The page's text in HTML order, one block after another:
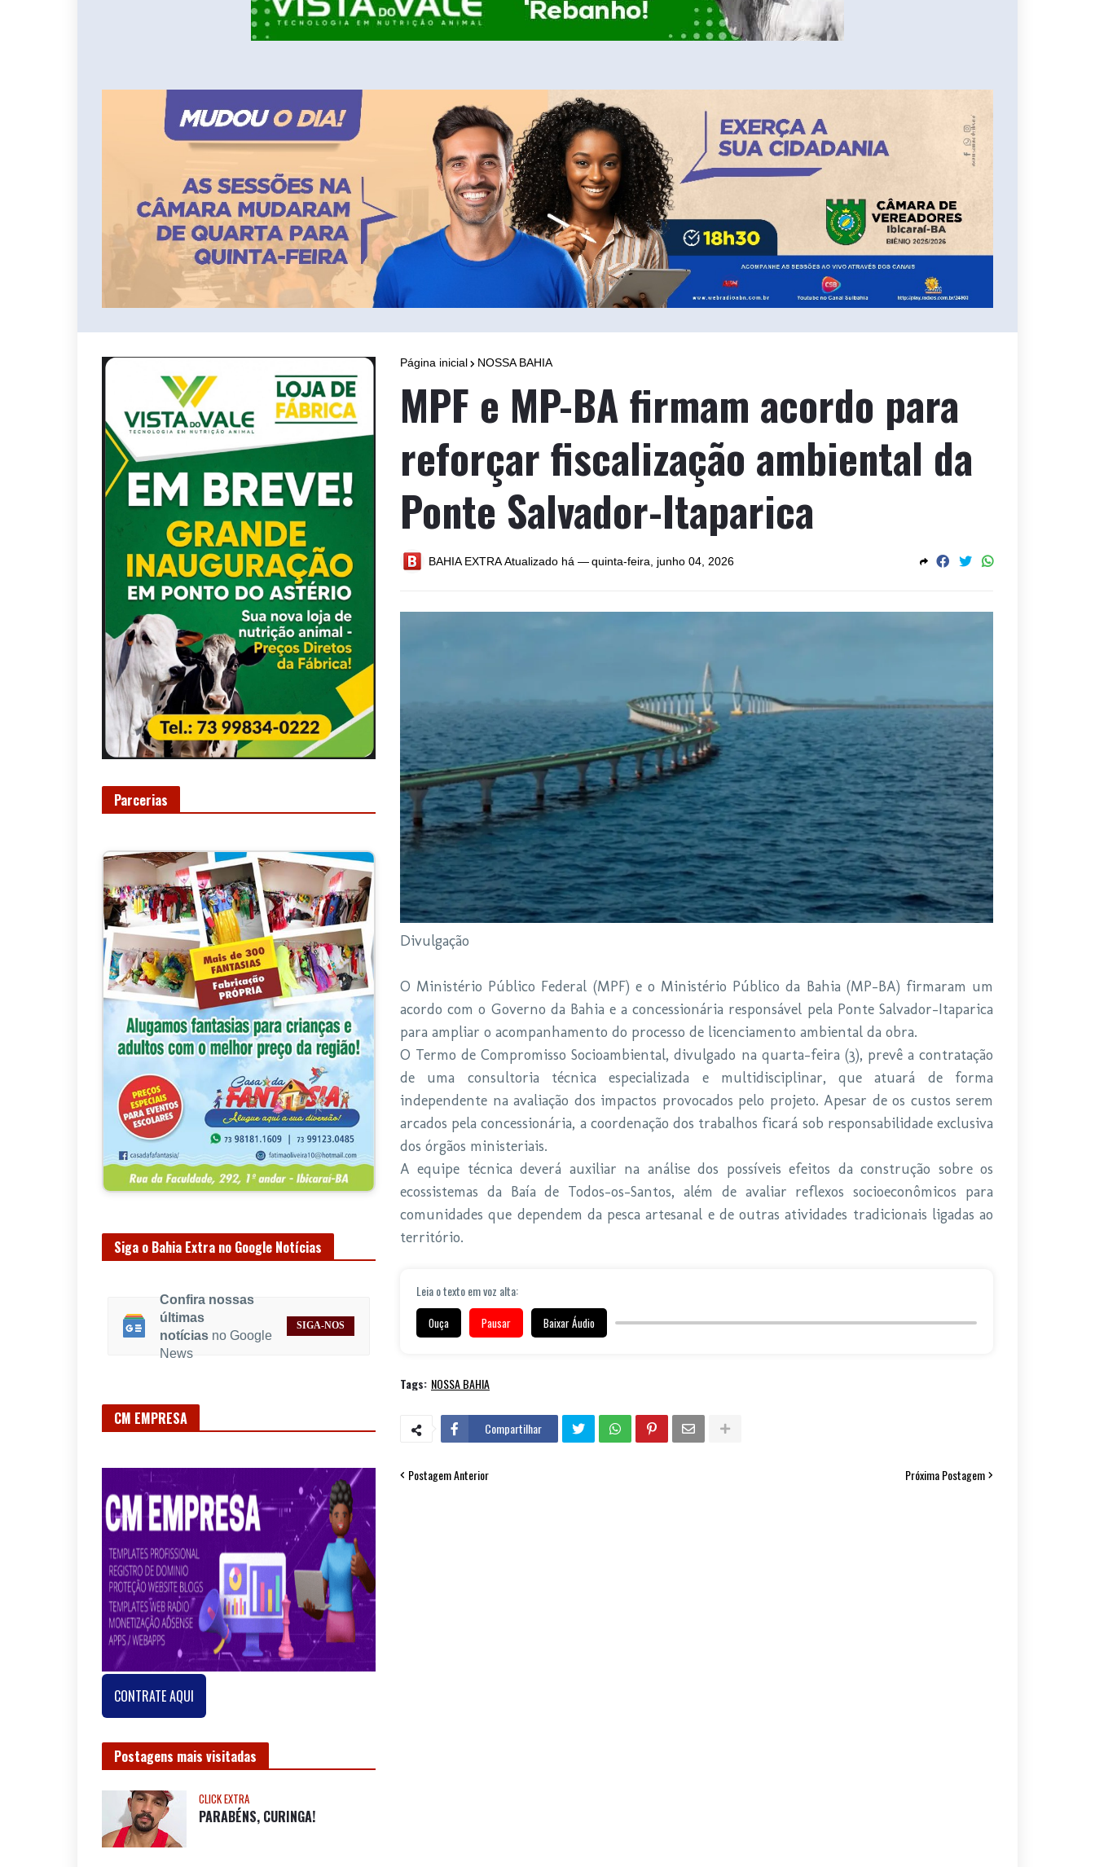
Página inicial NOSSA BAHIA
MPF e MP-BA firmam acordo para
reforçar fiscalização ambiental da
Ponte Salvador-Itaparica
BAHIA EXTRAAtualizado há —quinta-feira, junho 04, 2026
Divulgação
O Ministério Público Federal (MPF) e o Ministério Público da Bahia (MP-BA) firmaram um
acordo com o Governo da Bahia e a concessionária responsável pela Ponte Salvador-Itaparica
para ampliar o acompanhamento do processo de licenciamento ambiental da obra.
O Termo de Compromisso Socioambiental, divulgado na quarta-feira (3), prevê a contratação
de uma consultoria técnica especializada e multidisciplinar, que atuará de forma
independente na avaliação dos impactos provocados pelo projeto. Apesar de os custos serem
arcados pela concessionária, a coordenação dos trabalhos ficará sob responsabilidade exclusiva
dos órgãos ministeriais.
A equipe técnica deverá auxiliar na análise dos possíveis efeitos da construção sobre os
ecossistemas da Baía de Todos-os-Santos, além de avaliar reflexos socioeconômicos para
comunidades que dependem da pesca artesanal e de outras atividades tradicionais ligadas ao
território.
Leia o texto em voz alta:
Ouça Pausar Baixar Áudio
Tags: NOSSA BAHIA
Compartilhar
Postagem Anterior Próxima Postagem
Parcerias
últimas
notícias
News
CONTRATE AQUI
PARABÉNS, CURINGA!